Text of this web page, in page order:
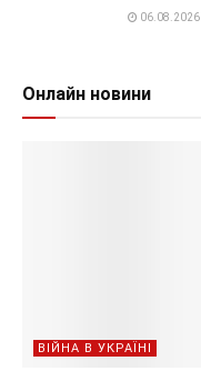
06.08.2026
Онлайн новини
ВІЙНА В УКРАЇНІ